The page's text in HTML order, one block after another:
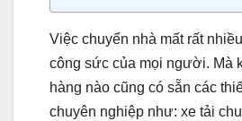
Việc chuyển nhà mất rất
công sức của mọi người. Mà
hàng nào cũng có sẵn các
chuyên nghiệp như: xe tải